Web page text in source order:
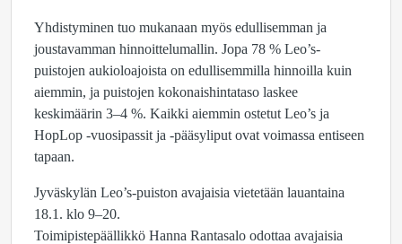
Yhdistyminen tuo mukanaan myös edullisemman ja
joustavamman hinnoittelumallin. Jopa 78 % Leo’s-
puistojen aukioloajoista on edullisemmilla hinnoilla kuin
aiemmin, ja puistojen kokonaishintataso laskee
keskimäärin 3–4 %. Kaikki aiemmin ostetut Leo’s ja
HopLop -vuosipassit ja -pääsyliput ovat voimassa entiseen
tapaan.
Jyväskylän Leo’s-puiston avajaisia vietetään lauantaina
18.1. klo 9–20.
Toimipistepäällikkö Hanna Rantasalo odottaa avajaisia